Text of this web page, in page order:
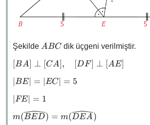
Şekilde ABC
ABC dik üçgeni verilmiştir.
[BA]
[CA],
\quad
[DF]
\perp
[BA] ⊥ [CA], [DF ] ⊥ [AE]
\abs{BE}
\abs{EC}
= 5
∣BE∣ = ∣EC∣ = 5
\abs{FE}
∣FE∣ = 1
m(\widehat{BED})
m(BED) = m(DEA)